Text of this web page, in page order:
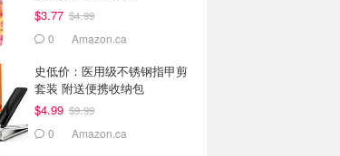
$3.77 $4.99
0 Amazon.ca
史低价：医用级不锈钢指甲剪
套装 附送便携收纳包
$4.99 $9.99
0 Amazon.ca